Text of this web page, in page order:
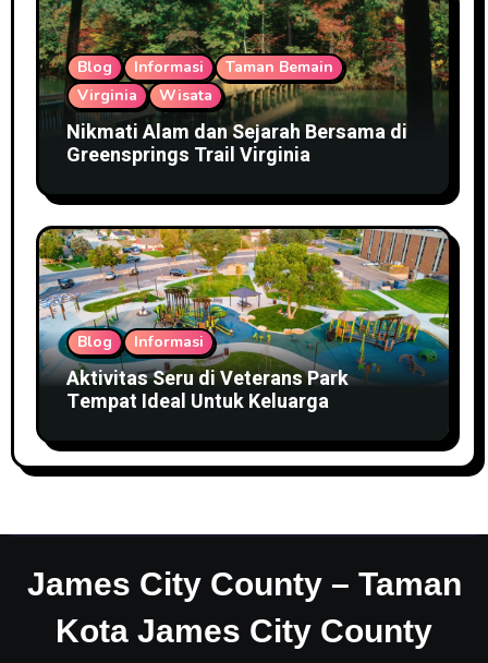
Blog Informasi
Taman Bemain
Virginia
Wisata
Nikmati Alam dan Sejarah Bersama di
Greensprings Trail Virginia
Blog Informasi
Aktivitas Seru di Veterans Park
Tempat Ideal Untuk Keluarga
James City County – Taman
Kota James City County